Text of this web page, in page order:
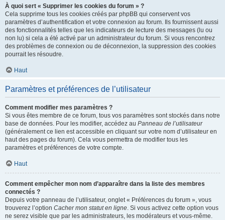
À quoi sert « Supprimer les cookies du forum » ?
Cela supprime tous les cookies créés par phpBB qui conservent vos
paramètres d’authentification et votre connexion au forum. Ils fournissent aussi
des fonctionnalités telles que les indicateurs de lecture des messages (lu ou
non lu) si cela a été activé par un administrateur du forum. Si vous rencontrez
des problèmes de connexion ou de déconnexion, la suppression des cookies
pourrait les résoudre.
Haut
Paramètres et préférences de l’utilisateur
Comment modifier mes paramètres ?
Si vous êtes membre de ce forum, tous vos paramètres sont stockés dans notre
base de données. Pour les modifier, accédez au Panneau de l’utilisateur
(généralement ce lien est accessible en cliquant sur votre nom d’utilisateur en
haut des pages du forum). Cela vous permettra de modifier tous les
paramètres et préférences de votre compte.
Haut
Comment empêcher mon nom d’apparaître dans la liste des membres
connectés ?
Depuis votre panneau de l’utilisateur, onglet « Préférences du forum », vous
trouverez l’option Cacher mon statut en ligne. Si vous activez cette option vous
ne serez visible que par les administrateurs, les modérateurs et vous-même.